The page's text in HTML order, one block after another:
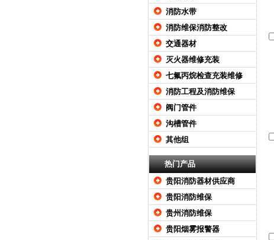
消防水带
消防维保消防整改
交通器材
灭火器维修充装
七氟丙烷检查充装维修
消防工程及消防维保
阀门管件
沟槽管件
其他组
热门产品
贵阳消防器材供应商
贵阳消防维保
贵州消防维保
贵阳烟雾报警器